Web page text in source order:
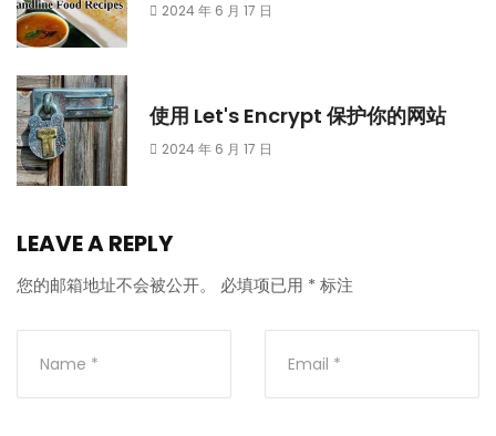
2024 年 6 月 17 日
使用 Let's Encrypt 保护你的网站
2024 年 6 月 17 日
LEAVE A REPLY
您的邮箱地址不会被公开。 必填项已用 * 标注